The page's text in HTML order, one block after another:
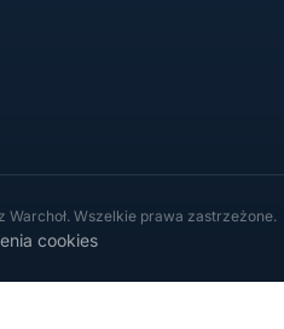
Wszelkie prawa zastrzeżone.
cookies